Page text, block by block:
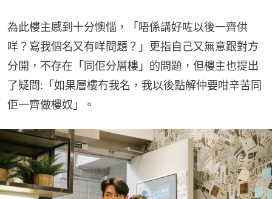
為此樓主感到十分懊惱，「唔係講好咗以後一齊供
咩？寫我個名又有咩問題？」更指自己又無意跟對方
分開，不存在「同佢分層樓」的問題，但樓主也提出
了疑問:「如果層樓冇我名，我以後點解仲要咁辛苦同
佢一齊做樓奴」。